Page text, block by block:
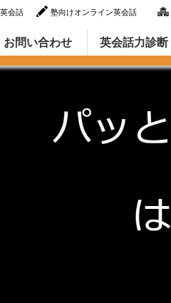
会話 塾向けオンライン英会話
い方・英語表現）
お問い合わせ 英会話力診断